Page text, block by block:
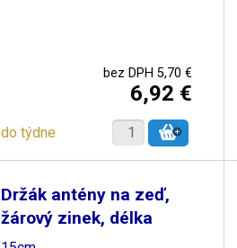
bez DPH 5,70 €
6,92 €
do týdne
Držák antény na zeď,
žárový zinek, délka